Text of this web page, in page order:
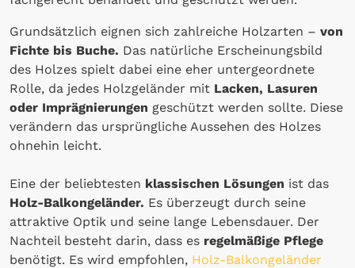
Grundsätzlich eignen sich zahlreiche Holzarten – von
Fichte bis Buche. Das natürliche Erscheinungsbild
des Holzes spielt dabei eine eher untergeordnete
Rolle, da jedes Holzgeländer mit Lacken, Lasuren
oder Imprägnierungen geschützt werden sollte. Diese
verändern das ursprüngliche Aussehen des Holzes
ohnehin leicht.
Eine der beliebtesten klassischen Lösungen ist das
Holz-Balkongeländer. Es überzeugt durch seine
attraktive Optik und seine lange Lebensdauer. Der
Nachteil besteht darin, dass es regelmäßige Pflege
benötigt. Es wird empfohlen, Holz-Balkongeländer